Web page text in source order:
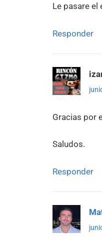
Le pasare el
Responder
Gracias por
Saludos.
Responder